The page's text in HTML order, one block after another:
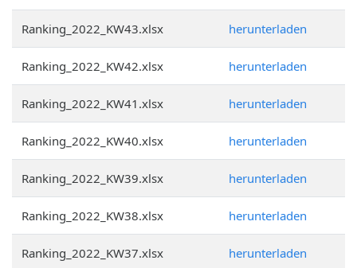
Ranking_2022_KW43.xlsx herunterladen
Ranking_2022_KW42.xlsx herunterladen
Ranking_2022_KW41.xlsx herunterladen
Ranking_2022_KW40.xlsx herunterladen
Ranking_2022_KW39.xlsx herunterladen
Ranking_2022_KW38.xlsx herunterladen
Ranking_2022_KW37.xlsx herunterladen